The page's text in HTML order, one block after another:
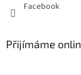
Facebook
Přijímáme